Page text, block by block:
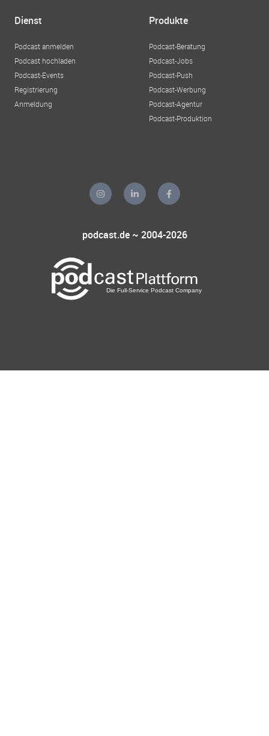
Dienst
Podcast anmelden
Podcast hochladen
Podcast-Events
Registrierung
Anmeldung
Produkte
Podcast-Beratung
Podcast-Jobs
Podcast-Push
Podcast-Werbung
Podcast-Agentur
Podcast-Produktion
podcast.de ~ 2004-2026